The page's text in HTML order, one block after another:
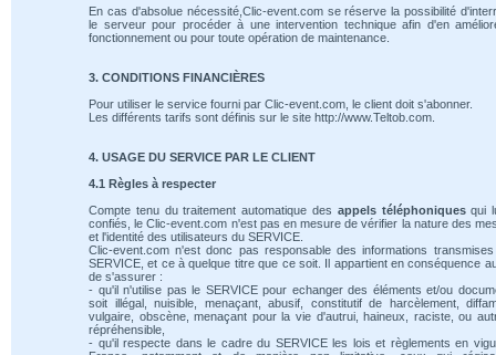
En cas d'absolue nécessité,Clic-event.com se réserve la possibilité
le serveur pour procéder à une intervention technique afin d'en
fonctionnement ou pour toute opération de maintenance.
3. CONDITIONS FINANCIÈRES
Pour utiliser le service fourni par Clic-event.com, le client doit s'abonner.
Les différents tarifs sont définis sur le site http://www.Teltob.com.
4. USAGE DU SERVICE PAR LE CLIENT
4.1 Règles à respecter
Compte tenu du traitement automatique des appels téléphoniquesqui
confiés, le Clic-event.com n'est pas en mesure de vérifier la nature des
et l'identité des utilisateurs du SERVICE.
Clic-event.com n'est donc pas responsable des informations
SERVICE, et ce à quelque titre que ce soit. Il appartient en conséquence
de s'assurer :
- qu'il n'utilise pas le SERVICE pour echanger des éléments et/ou
soit illégal, nuisible, menaçant, abusif, constitutif de harcèlement,
vulgaire, obscène, menaçant pour la vie d'autrui, haineux, raciste, ou
répréhensible,
- qu'il respecte dans le cadre du SERVICE les lois et règlements en